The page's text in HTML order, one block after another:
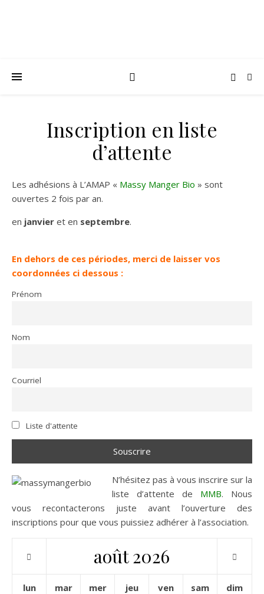
Inscription en liste
d’attente
Les adhésions à L’AMAP « Massy Manger Bio » sont
ouvertes 2 fois par an.
en janvier et en septembre.
En dehors de ces périodes, merci de laisser vos
coordonnées ci dessous :
Prénom
Nom
Courriel
Liste d'attente
N’hésitez pas à vous inscrire sur la
liste d’attente de MMB. Nous
vous recontacterons juste avant l’ouverture des
inscriptions pour que vous puissiez adhérer à l’association.
août 2026
lun mar mer jeu ven sam
dim